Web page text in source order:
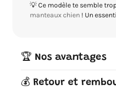
💡 Ce modèle te semble
manteaux chien ! Un
🏆 Nos avantages
💰 Retour et